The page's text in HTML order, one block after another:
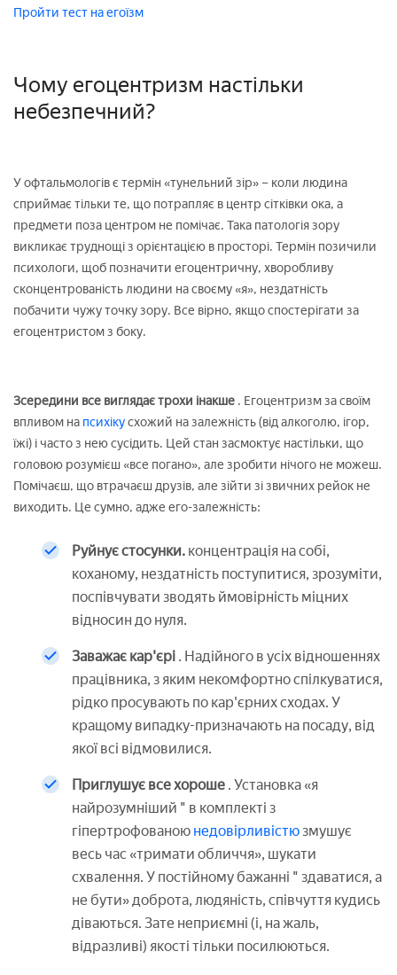
Пройти тест на егоїзм
Чому егоцентризм настільки
небезпечний?
У офтальмологів є термін «тунельний зір» – коли людина
сприймає тільки те, що потрапляє в центр сітківки ока, а
предмети поза центром не помічає. Така патологія зору
викликає труднощі з орієнтацією в просторі. Термін позичили
психологи, щоб позначити егоцентричну, хворобливу
сконцентрованість людини на своєму «я», нездатність
побачити чужу точку зору. Все вірно, якщо спостерігати за
егоцентристом з боку.
Зсередини все виглядає трохи інакше . Егоцентризм за своїм
впливом на психікусхожий на залежність (від алкоголю, ігор,
їжі) і часто з нею сусідить. Цей стан засмоктує настільки, що
головою розумієш «все погано», але зробити нічого не можеш.
Помічаєш, що втрачаєш друзів, але зійти зі звичних рейок не
виходить. Це сумно, адже его-залежність:
Руйнує стосунки. концентрація на собі,
коханому, нездатність поступитися, зрозуміти,
поспівчувати зводять ймовірність міцних
відносин до нуля.
Заважає кар'єрі . Надійного в усіх відношеннях
працівника, з яким некомфортно спілкуватися,
рідко просувають по кар'єрних сходах. У
кращому випадку-призначають на посаду, від
якої всі відмовилися.
Приглушує все хороше . Установка «я
найрозумніший " в комплекті з
гіпертрофованою недовірливістю змушує
весь час «тримати обличчя», шукати
схвалення. У постійному бажанні " здаватися, а
не бути» доброта, людяність, співчуття кудись
діваються. Зате неприємні (і, на жаль,
відразливі) якості тільки посилюються.